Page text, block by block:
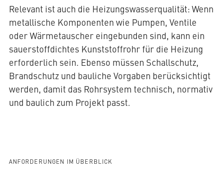
Relevant ist auch die Heizungswasserqualität: Wenn
metallische Komponenten wie Pumpen, Ventile
oder Wärmetauscher eingebunden sind, kann ein
sauerstoffdichtes Kunststoffrohr für die Heizung
erforderlich sein. Ebenso müssen Schallschutz,
Brandschutz und bauliche Vorgaben berücksichtigt
werden, damit das Rohrsystem technisch, normativ
und baulich zum Projekt passt.
ANFORDERUNGEN IM ÜBERBLICK